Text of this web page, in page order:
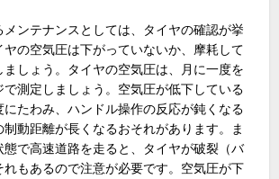
メンテナンスとしては、タイヤの確認が挙
ヤの空気圧は下がっていないか、摩耗して
ましょう。タイヤの空気圧は、月に一度を
で測定しましょう。空気圧が低下している
にたわみ、ハンドル操作の反応が鈍くなる
動距離が長くなるおそれがあります。ま
態で高速道路を走ると、タイヤが破裂（バ
れもあるので注意が必要です。空気圧が下